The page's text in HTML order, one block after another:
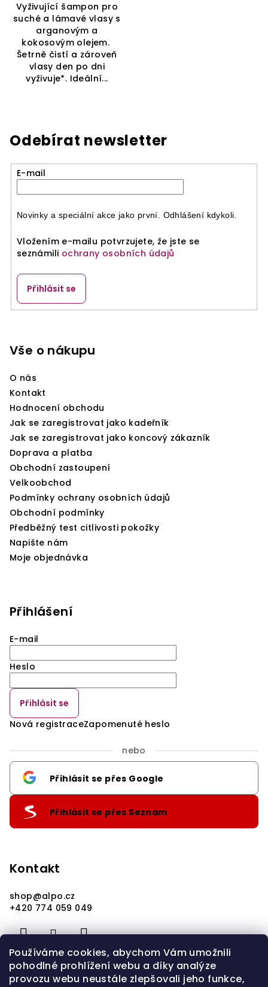
Používáme cookies, abychom Vám umožnili
pohodlné prohlížení webu a díky analýze
provozu webu neustále zlepšovali jeho funkce,
Vyživující šampon pro
suché a lámavé vlasy s
arganovým a
kokosovým olejem.
Šetrně čistí a zároveň
vlasy den po dni
vyživuje*. Ideální...
Odebírat newsletter
E-mail
Novinky a speciální akce jako první. Odhlášení kdykoli.
Vložením e-mailu potvrzujete, že jste se
seznámili ochrany osobních údajů
Přihlásit se
Vše o nákupu
O nás
Kontakt
Hodnocení obchodu
Jak se zaregistrovat jako kadeřník
Jak se zaregistrovat jako koncový zákazník
Doprava a platba
Obchodní zastoupení
Velkoobchod
Podmínky ochrany osobních údajů
Obchodní podmínky
Předběžný test citlivosti pokožky
Napište nám
Moje objednávka
Přihlášení
E-mail
Heslo
Přihlásit se
Nová registraceZapomenuté heslo
nebo
Přihlásit se přes Google
Přihlásit se přes Seznam
Kontakt
shop@alpo.cz
+420 774 059 049